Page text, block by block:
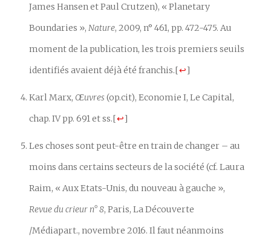
James Hansen et Paul Crutzen), « Planetary
Boundaries », Nature, 2009, n° 461, pp. 472-475. Au
moment de la publication, les trois premiers seuils
identifiés avaient déjà été franchis.[↩]
Karl Marx, Œuvres(op.cit), Economie I, Le Capital,
chap. IV pp. 691 et ss.[↩]
Les choses sont peut-être en train de changer – au
moins dans certains secteurs de la société (cf. Laura
Raim, « Aux Etats-Unis, du nouveau à gauche »,
Revue du crieur n° 8, Paris, La Découverte
/Médiapart., novembre 2016. Il faut néanmoins